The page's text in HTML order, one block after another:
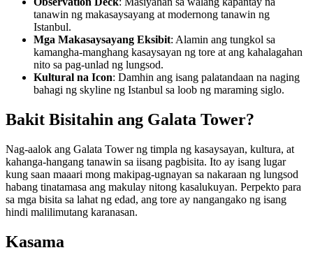
tanawin ng makasaysayang at modernong tanawin ng
Istanbul.
Mga Makasaysayang Eksibit: Alamin ang tungkol sa
kamangha-manghang kasaysayan ng tore at ang kahalagahan
nito sa pag-unlad ng lungsod.
Kultural na Icon: Damhin ang isang palatandaan na naging
bahagi ng skyline ng Istanbul sa loob ng maraming siglo.
Bakit Bisitahin ang Galata Tower?
Nag-aalok ang Galata Tower ng timpla ng kasaysayan, kultura, at
kahanga-hangang tanawin sa iisang pagbisita. Ito ay isang lugar
kung saan maaari mong makipag-ugnayan sa nakaraan ng lungsod
habang tinatamasa ang makulay nitong kasalukuyan. Perpekto para
sa mga bisita sa lahat ng edad, ang tore ay nangangako ng isang
hindi malilimutang karanasan.
Kasama